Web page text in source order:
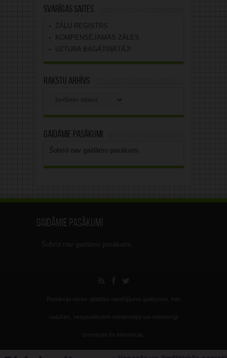
Svarīgas saites
ZĀĻU REĢISTRS
KOMPENSĒJAMĀS ZĀLES
UZTURA BAGĀTINĀTĀJI
Rakstu arhīvs
Gaidāmie pasākumi
Šobrīd nav gaidāmo pasākumi.
Gaidāmie pasākumi
Šobrīd nav gaidāmo pasākumi.
Redakcija nenes atbildību sarežģījumu gadījumos, kas